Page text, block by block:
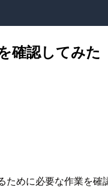
確認してみた
めに必要な作業を